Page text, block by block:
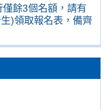
餘3個名額，請有
)領取報名表，備齊